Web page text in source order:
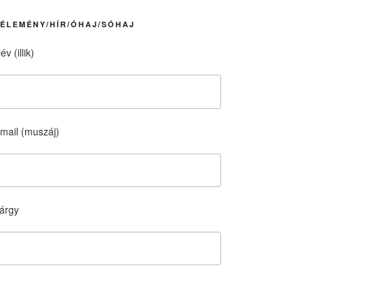
HÍR/ÓHAJ/SÓHAJ
(illik)
(muszáj)